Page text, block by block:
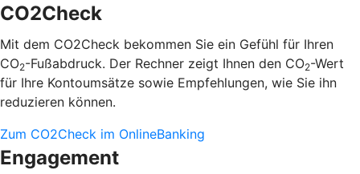
CO2Check
Mit dem CO2Check bekommen Sie ein Gefühl für Ihren
CO2-Fußabdruck. Der Rechner zeigt Ihnen den CO2-Wert
für Ihre Kontoumsätze sowie Empfehlungen, wie Sie ihn
reduzieren können.
Zum CO2Check im OnlineBanking
Engagement